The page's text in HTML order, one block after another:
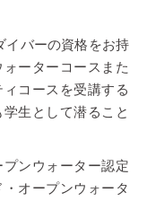
イバーの資格をお持
ーターコースまた
コースを受講する
生として潜ること
プンウォーター認定
オープンウォータ